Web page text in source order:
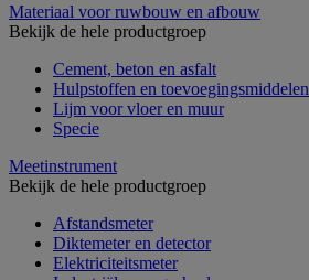
Materiaal voor ruwbouw en afbouw
Bekijk de hele productgroep
Cement, beton en asfalt
Hulpstoffen en toevoegingsmiddelen
Lijm voor vloer en muur
Specie
Meetinstrument
Bekijk de hele productgroep
Afstandsmeter
Diktemeter en detector
Elektriciteitsmeter